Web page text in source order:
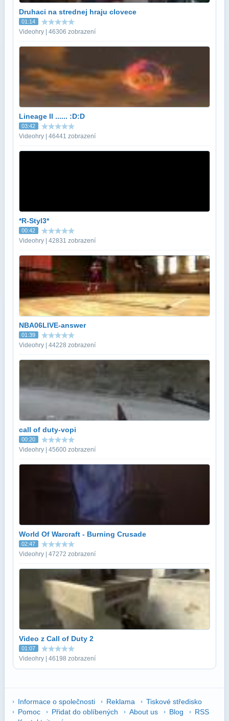
Druhaci na strednej hraju clovece
01:14
Videohry | 46306 zobrazení
Lineage II ...... :D:D
03:42
Videohry | 46441 zobrazení
*R-Styl3*
00:42
Videohry | 42831 zobrazení
NBA06LIVE-answer
01:39
Videohry | 44228 zobrazení
call of duty-vopi
00:20
Videohry | 45600 zobrazení
World Of Warcraft - Burning Crusade
02:47
Videohry | 47272 zobrazení
Video z Call of Duty 2
01:07
Videohry | 46198 zobrazení
Informace o společnosti Reklama
Tiskové středisko
Pomoc
Přidat do oblíbených About us Blog
RSS